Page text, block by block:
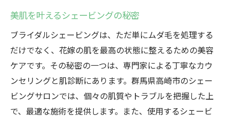
美肌を叶えるシェービングの秘密
ブライダルシェービングは、ただ単にムダ毛を処理する
だけでなく、花嫁の肌を最高の状態に整えるための美容
ケアです。その秘密の一つは、専門家による丁寧なカウ
ンセリングと肌診断にあります。群馬県高崎市のシェー
ビングサロンでは、個々の肌質やトラブルを把握した上
で、最適な施術を提供します。また、使用するシェービ